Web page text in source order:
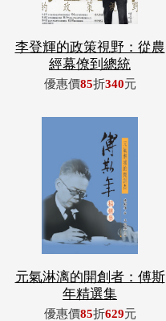
李登輝的政策視野：從農
經幕僚到總統
優惠價85折340元
元氣淋漓的開創者：傅斯
年精選集
優惠價85折629元